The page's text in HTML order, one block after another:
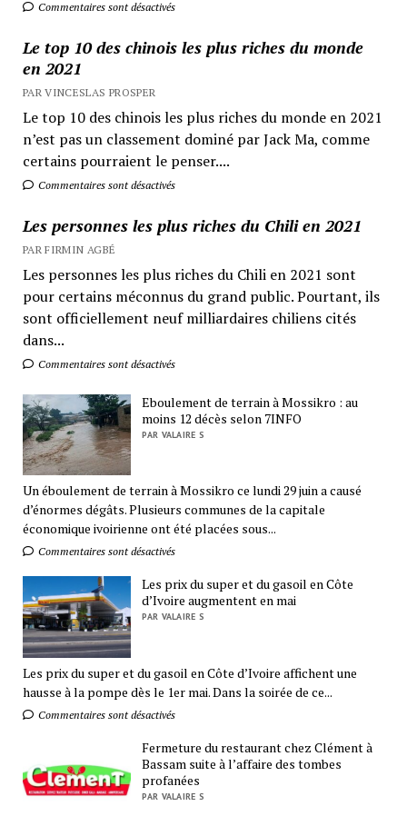
Commentaires sont désactivés
Le top 10 des chinois les plus riches du monde
en 2021
PAR VINCESLAS PROSPER
Le top 10 des chinois les plus riches du monde en 2021
n’est pas un classement dominé par Jack Ma, comme
certains pourraient le penser....
Commentaires sont désactivés
Les personnes les plus riches du Chili en 2021
PAR FIRMIN AGBÉ
Les personnes les plus riches du Chili en 2021 sont
pour certains méconnus du grand public. Pourtant, ils
sont officiellement neuf milliardaires chiliens cités
dans...
Commentaires sont désactivés
Eboulement de terrain à Mossikro : au
moins 12 décès selon 7INFO
PAR VALAIRE S
Un éboulement de terrain à Mossikro ce lundi 29 juin a causé
d’énormes dégâts. Plusieurs communes de la capitale
économique ivoirienne ont été placées sous...
Commentaires sont désactivés
Les prix du super et du gasoil en Côte
d’Ivoire augmentent en mai
PAR VALAIRE S
Les prix du super et du gasoil en Côte d’Ivoire affichent une
hausse à la pompe dès le 1er mai. Dans la soirée de ce...
Commentaires sont désactivés
Fermeture du restaurant chez Clément à
Bassam suite à l’affaire des tombes
profanées
PAR VALAIRE S